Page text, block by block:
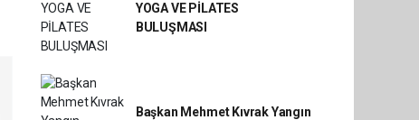
YOGA VE PİLATES
BULUŞMASI
Başkan Mehmet Kıvrak Yangın